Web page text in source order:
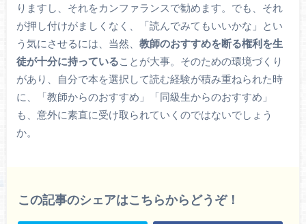
りますし、それをカンファランスで勧めます。でも、それ
が押し付けがましくなく、「読んでみてもいいかな」とい
う気にさせるには、当然、 教師のおすすめを断る権利を生
徒が十分に持っていることが大事。そのための環境づくり
があり、自分で本を選択して読む経験が積み重ねられた時
に、「教師からのおすすめ」「同級生からのおすすめ」
も、意外に素直に受け取られていくのではないでしょう
か。
この記事のシェアはこちらからどうぞ！